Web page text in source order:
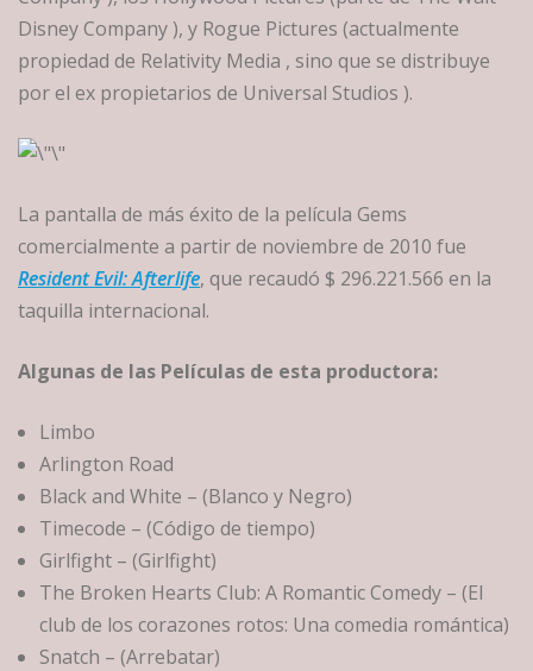
Disney Company ), y Rogue Pictures (actualmente
propiedad de Relativity Media , sino que se distribuye
por el ex propietarios de Universal Studios ).
La pantalla de más éxito de la película Gems
comercialmente a partir de noviembre de 2010 fue
Resident Evil: Afterlife, que recaudó $ 296.221.566 en la
taquilla internacional.
Algunas de las Películas de esta productora:
Limbo
Arlington Road
Black and White – (Blanco y Negro)
Timecode – (Código de tiempo)
Girlfight – (Girlfight)
The Broken Hearts Club: A Romantic Comedy – (El
club de los corazones rotos: Una comedia romántica)
Snatch – (Arrebatar)